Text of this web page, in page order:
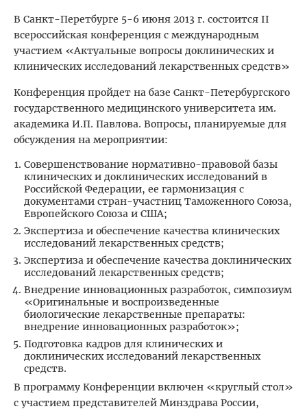
В Санкт-Перетбурге 5-6 июня 2013 г. состоится II
всероссийская конференция с международным
участием «Актуальные вопросы доклинических и
клинических исследований лекарственных средств»
Конференция пройдет на базе Санкт-Петербургского
государственного медицинского университета им.
академика И.П. Павлова. Вопросы, планируемые для
обсуждения на мероприятии:
Совершенствование нормативно-правовой базы
клинических и доклинических исследований в
Российской Федерации, ее гармонизация с
документами стран-участниц Таможенного Союза,
Европейского Союза и США;
Экспертиза и обеспечение качества клинических
исследований лекарственных средств;
Экспертиза и обеспечение качества доклинических
исследований лекарственных средств;
Внедрение инновационных разработок, симпозиум
«Оригинальные и воспроизведенные
биологические лекарственные препараты:
внедрение инновационных разработок»;
Подготовка кадров для клинических и
доклинических исследований лекарственных
средств.
В программу Конференции включен «круглый стол»
с участием представителей Минздрава России,